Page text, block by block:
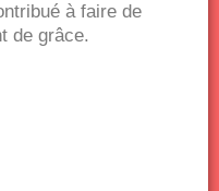
à faire de
de grâce.